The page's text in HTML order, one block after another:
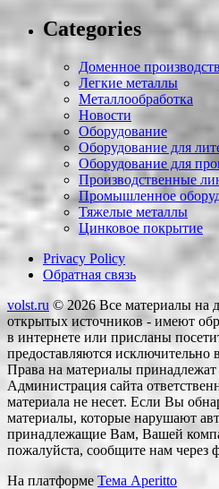
Categories
Доменное
Легкие металлы
Металлообработка
Новости
Оборудование
Оборудование для
Оборудование для
Производственные
Промышленное
Тяжелые металлы
Цинковое покрытие
Privacy Policy
Обратная связь
volst.ru © 2026Все материалы на
открытых источников - имеют
в интернете или присланы
предоставляются исключительно
Права на материалы принадлежат
Администрация сайта
материала не несет. Если Вы
материалы, которые нарушают
принадлежащие Вам, Вашей
пожалуйста, сообщите нам через
На платформе Тема Aperitto